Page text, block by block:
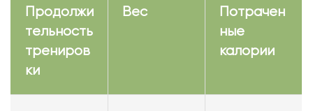
Продолжи
тельность
трениров
ки
Вес
Потрачен
ные
калории